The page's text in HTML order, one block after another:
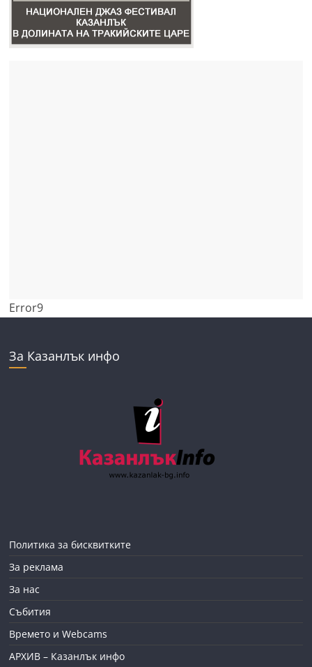
Error9
За Казанлък инфо
Политика за бисквитките
За реклама
За нас
Събития
Времето и Webcams
АРХИВ – Казанлък инфо